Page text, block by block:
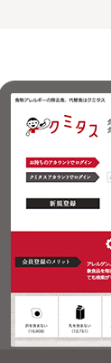
ない